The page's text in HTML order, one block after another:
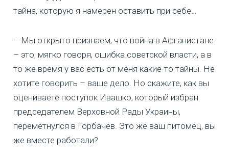
тайна, которую я намерен оставить при себе…
– Мы открыто признаем, что война в Афганистане
– это, мягко говоря, ошибка советской власти, а в
то же время у вас есть от меня какие-то тайны. Не
хотите говорить – ваше дело. Но скажите, как вы
оцениваете поступок Ивашко, который избран
председателем Верховной Рады Украины,
переметнулся в Горбачев. Это же ваш питомец, вы
же вместе работали?